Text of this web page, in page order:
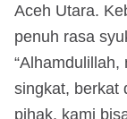
Aceh Utara.
penuh rasa
singkat, berkat
pihak, kami